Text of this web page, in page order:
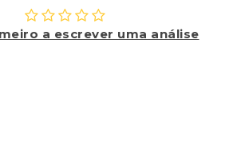
a escrever uma análise